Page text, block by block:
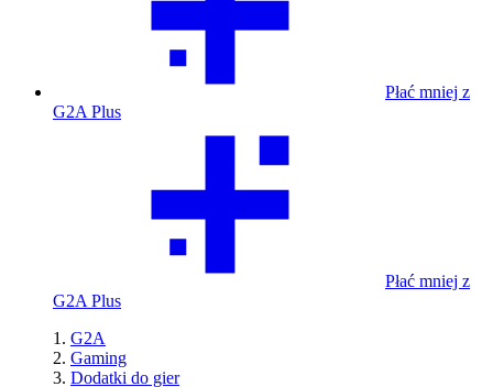
Płać mniej z
G2A Plus
Płać mniej z
G2A Plus
G2A
Gaming
Dodatki do gier